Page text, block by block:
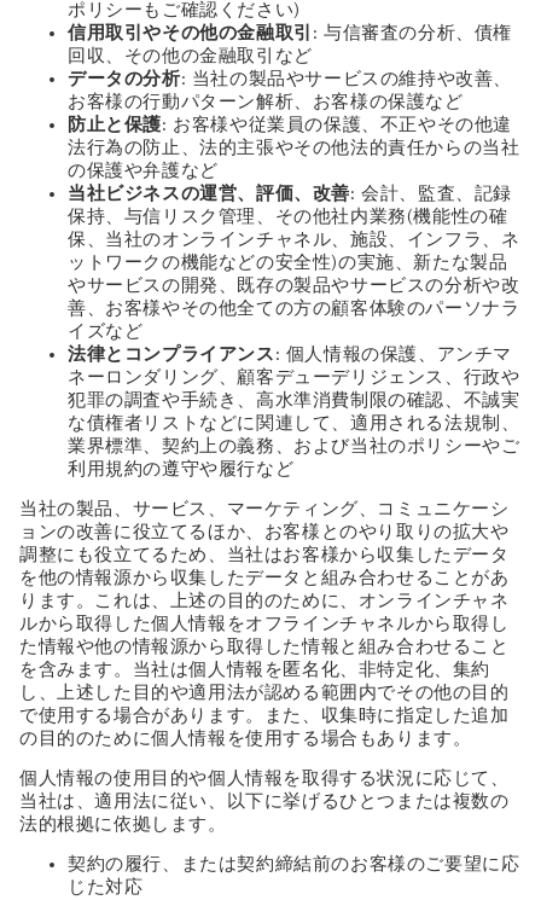
ポリシーもご確認ください)
信用取引やその他の金融取引 : 与信審査の分析、債権
回収、その他の金融取引など
データの分析: 当社の製品やサービスの維持や改善、
お客様の行動パターン解析、お客様の保護など
防止と保護: お客様や従業員の保護、不正やその他違
法行為の防止、法的主張やその他法的責任からの当社
の保護や弁護など
当社ビジネスの運営、評価、改善: 会計、監査、記録
保持、与信リスク管理、その他社内業務(機能性の確
保、当社のオンラインチャネル、施設、インフラ、ネ
ットワークの機能などの安全性)の実施、新たな製品
やサービスの開発、既存の製品やサービスの分析や改
善、お客様やその他全ての方の顧客体験のパーソナラ
イズなど
法律とコンプライアンス : 個人情報の保護、アンチマ
ネーロンダリング、顧客デューデリジェンス、行政や
犯罪の調査や手続き、高水準消費制限の確認、不誠実
な債権者リストなどに関連して、適用される法規制、
業界標準、契約上の義務、および当社のポリシーやご
利用規約の遵守や履行など
当社の製品、サービス、マーケティング、コミュニケーシ
ョンの改善に役立てるほか、お客様とのやり取りの拡大や
調整にも役立てるため、当社はお客様から収集したデータ
を他の情報源から収集したデータと組み合わせることがあ
ります。これは、上述の目的のために、オンラインチャネ
ルから取得した個人情報をオフラインチャネルから取得し
た情報や他の情報源から取得した情報と組み合わせること
を含みます。当社は個人情報を匿名化、非特定化、集約
し、上述した目的や適用法が認める範囲内でその他の目的
で使用する場合があります。また、収集時に指定した追加
の目的のために個人情報を使用する場合もあります。
個人情報の使用目的や個人情報を取得する状況に応じて、
当社は、適用法に従い、以下に挙げるひとつまたは複数の
法的根拠に依拠します。
契約の履行、または契約締結前のお客様のご要望に応
じた対応